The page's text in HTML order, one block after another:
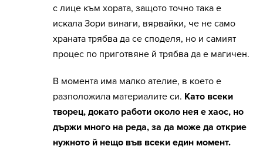
с лице към хората, защото точно така е
искала Зори винаги, вярвайки, че не само
храната трябва да се споделя, но и самият
процес по приготвяне й трябва да е магичен.
В момента има малко ателие, в което е
разположила материалите си. Като всеки
творец, докато работи около нея е хаос, но
държи много на реда, за да може да открие
нужното й нещо във всеки един момент.